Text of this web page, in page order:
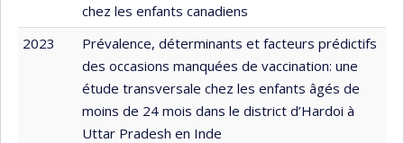
chez les enfants canadiens
2023
Prévalence, déterminants et facteurs prédictifs
des occasions manquées de vaccination: une
étude transversale chez les enfants âgés de
moins de 24 mois dans le district d’Hardoi à
Uttar Pradesh en Inde